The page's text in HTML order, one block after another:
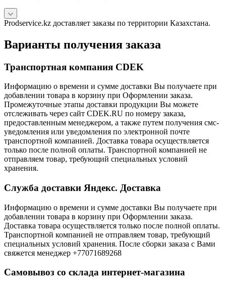
Prodservice.kz доставляет заказы по территории Казахстана.
Варианты получения заказа
Транспортная компания CDEK
Информацию о времени и сумме доставки Вы получаете при
добавлении товара в корзину при Оформлении заказа.
Промежуточные этапы доставки продукции Вы можете
отслеживать через сайт CDEK.RU по номеру заказа,
предоставленным менеджером, а также путем получения смс-
уведомления или уведомления по электронной почте
транспортной компанией. Доставка товара осуществляется
только после полной оплаты. Транспортной компанией не
отправляем товар, требующий специальных условий
хранения.
Служба доставки Яндекс. Доставка
Информацию о времени и сумме доставки Вы получаете при
добавлении товара в корзину при Оформлении заказа.
Доставка товара осуществляется только после полной оплаты.
Транспортной компанией не отправляем товар, требующий
специальных условий хранения. После сборки заказа с Вами
свяжется менеджер +77071689268
Самовывоз со склада интернет-магазина